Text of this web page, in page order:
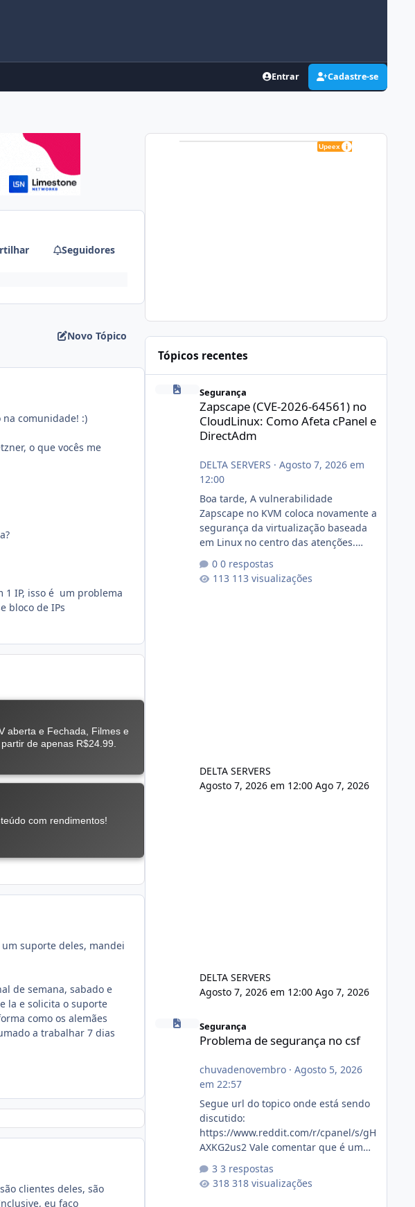
Entrar Cadastre-se
Seguidores
Novo Tópico
comunidade! :)
o que vocês me
1 IP, isso é um problema
bloco de IPs
suporte deles, mandei
de semana, sabado e
la e solicita o suporte
como os alemães
a trabalhar 7 dias
clientes deles, são
eu faço
Tópicos recentes
Zapscape (CVE-2026-64561) no CloudLinux: Como Afeta
Segurança
Zapscape (CVE-2026-64561) no
CloudLinux: Como Afeta cPanel e
DirectAdm
DELTA SERVERS · Agosto 7, 2026 em
12:00
Boa tarde, A vulnerabilidade
Zapscape no KVM coloca novamente a
segurança da virtualização baseada
em Linux no centro das atenções.
ents/dlrxjx23zz5f Criamos uma breve
explicação:
0 respostas
113 visualizações
DELTA SERVERS
Agosto 7, 2026 em 12:00 Ago 7, 2026
DELTA SERVERS
Agosto 7, 2026 em 12:00 Ago 7, 2026
Problema de segurança no csf
Segurança
Problema de segurança no csf
chuvadenovembro· Agosto 5, 2026
em 22:57
Segue url do topico onde está sendo
discutido:
https://www.reddit.com/r/cpanel/s/gH
AXKG2us2 Vale comentar que é um
pegada no da.
3 respostas
318 visualizações